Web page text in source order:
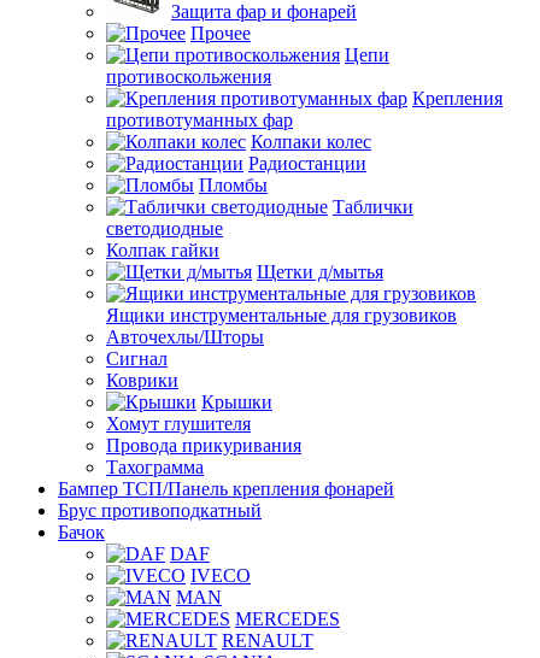
Защита фар и фонарей
Прочее
Цепи
противоскольжения
Крепления
противотуманных фар
Колпаки колес
Радиостанции
Пломбы
Таблички
светодиодные
Колпак гайки
Щетки д/мытья
Ящики инструментальные для грузовиков
Авточехлы/Шторы
Сигнал
Коврики
Крышки
Хомут глушителя
Провода прикуривания
Тахограмма
Бампер ТСП/Панель крепления фонарей
Брус противоподкатный
Бачок
DAF
IVECO
MAN
MERCEDES
RENAULT